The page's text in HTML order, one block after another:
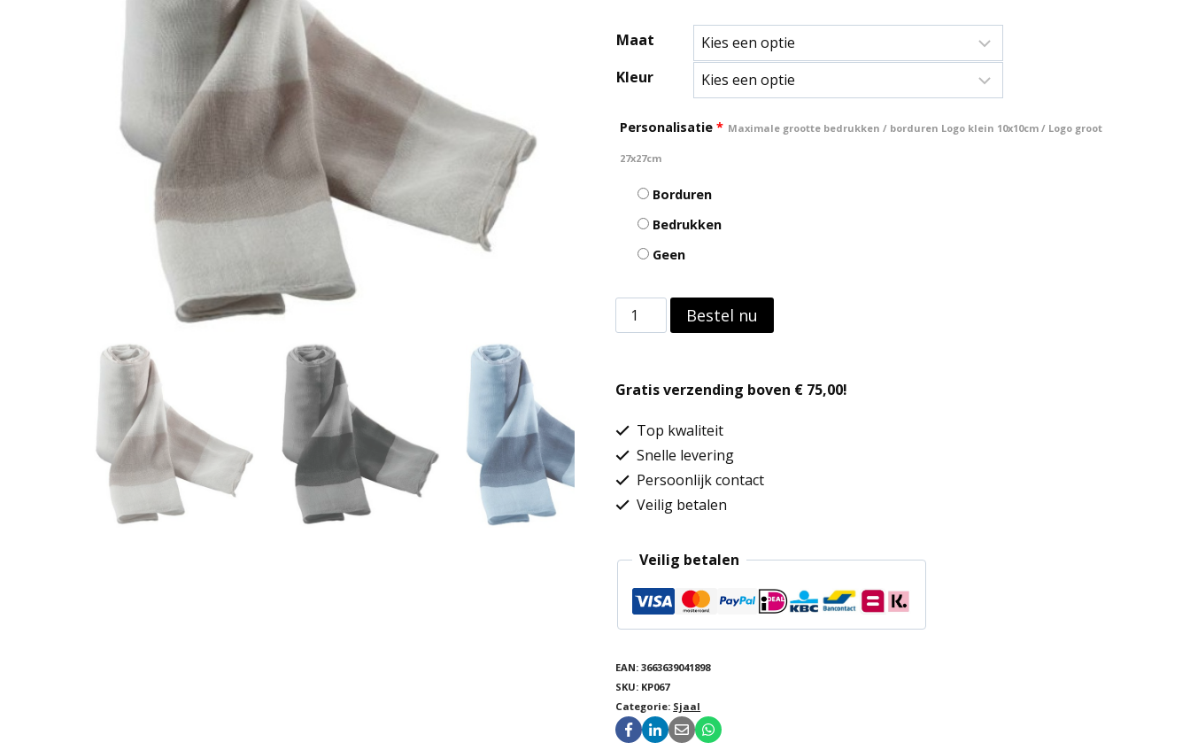
Maat
Kleur
Personalisatie * Maximale grootte bedrukken / borduren Logo klein 10x10cm / Logo groot
27x27cm
Borduren
Bedrukken
Geen
Cheche
-
aantal
Bestel nu
Gratis verzending boven € 75,00!
Top kwaliteit
Snelle levering
Persoonlijk contact
Veilig betalen
Veilig betalen
EAN:3663639041898
SKU: KP067
Categorie: Sjaal